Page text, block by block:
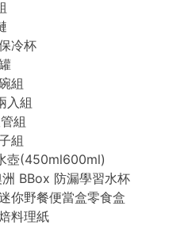
冷杯
組
入組
組
組
壺(450ml600ml)
BBox 防漏學習水杯
你野餐便當盒零食盒
料理紙